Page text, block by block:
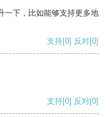
一下，比如能够支持更多地
支持[0] 反对[0]
支持[0] 反对[0]